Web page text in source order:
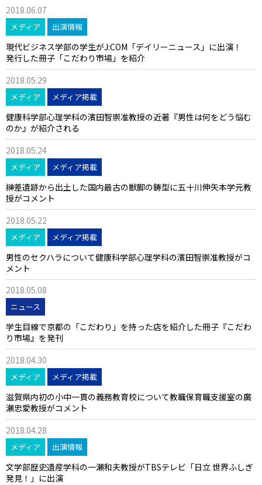
2018.06.07
メディア 出演情報
現代ビジネス学部の学生がJ:COM「デイリーニュース」に出演！
発行した冊子「こだわり市場」を紹介
2018.05.29
メディア メディア掲載
健康科学部心理学科の濱田智崇准教授の近著『男性は何をどう悩む
のか』が紹介される
2018.05.24
メディア メディア掲載
榊差遺跡から出土した国内最古の獣脚の鋳型に五十川伸矢本学元教
授がコメント
2018.05.22
メディア メディア掲載
男性のセクハラについて健康科学部心理学科の濱田智崇准教授がコ
メント
2018.05.08
ニュース
学生目線で京都の「こだわり」を持った店を紹介した冊子『こだわ
り市場』を発刊
2018.04.30
メディア メディア掲載
滋賀県内初の小中一貫の義務教育校について教職保育職支援室の廣
瀬忠愛教授がコメント
2018.04.28
メディア 出演情報
文学部歴史遺産学科の一瀬和夫教授がTBSテレビ「日立 世界ふしぎ
発見！」に出演